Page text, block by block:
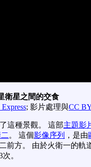
衛星之間的交食
; 影片處理與CC
這種景觀。 這部主題影
。 這個影像序列 ，是由
前方。 由於火衛一的軌
。